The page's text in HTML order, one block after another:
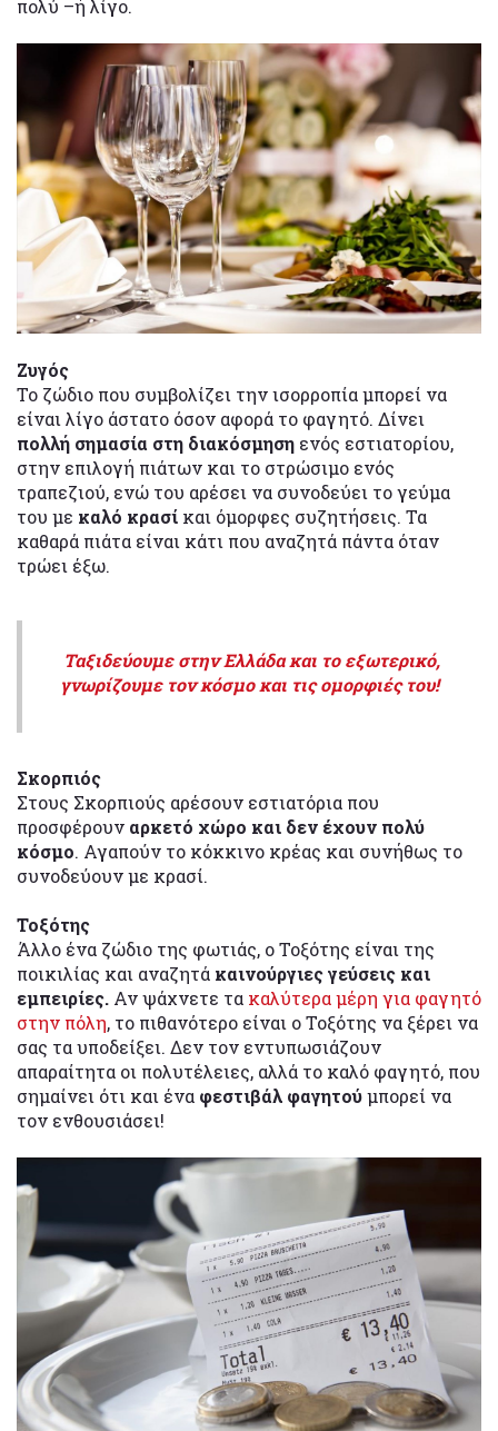
πολύ –ή λίγο.
Ζυγός
Το ζώδιο που συμβολίζει την ισορροπία μπορεί να
είναι λίγο άστατο όσον αφορά το φαγητό. Δίνει
πολλή σημασία στη διακόσμηση ενός εστιατορίου,
στην επιλογή πιάτων και το στρώσιμο ενός
τραπεζιού, ενώ του αρέσει να συνοδεύει το γεύμα
του με καλό κρασί και όμορφες συζητήσεις. Τα
καθαρά πιάτα είναι κάτι που αναζητά πάντα όταν
τρώει έξω.
Ταξιδεύουμε στην Ελλάδα και το εξωτερικό,
γνωρίζουμε τον κόσμο και τις ομορφιές του!
Σκορπιός
Στους Σκορπιούς αρέσουν εστιατόρια που
προσφέρουν αρκετό χώρο και δεν έχουν πολύ
κόσμο. Αγαπούν το κόκκινο κρέας και συνήθως το
συνοδεύουν με κρασί.
Τοξότης
Άλλο ένα ζώδιο της φωτιάς, ο Τοξότης είναι της
ποικιλίας και αναζητά καινούργιες γεύσεις και
εμπειρίες. Αν ψάχνετε τα καλύτερα μέρη για φαγητό
στην πόλη, το πιθανότερο είναι ο Τοξότης να ξέρει να
σας τα υποδείξει. Δεν τον εντυπωσιάζουν
απαραίτητα οι πολυτέλειες, αλλά το καλό φαγητό, που
σημαίνει ότι και ένα φεστιβάλ φαγητούμπορεί να
τον ενθουσιάσει!